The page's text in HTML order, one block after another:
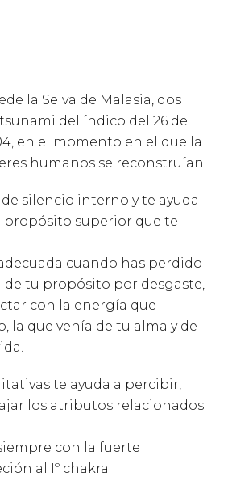
la Selva de Malasia, dos
del índico del 26 de
en el momento en el que la
humanos se reconstruían.
silencio interno y te ayuda
propósito superior que te
cuando has perdido
tu propósito por desgaste,
con la energía que
la que venía de tu alma y de
te ayuda a percibir,
los atributos relacionados
con la fuerte
al Iº chakra.